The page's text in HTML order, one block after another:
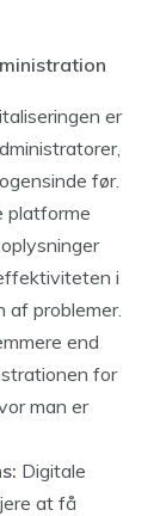
er
før.
platforme
i
af problemer.
end
for
man er
Digitale
at få